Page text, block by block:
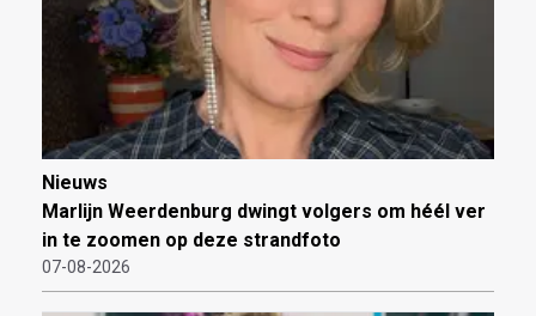
Nieuws
Marlijn Weerdenburg dwingt volgers om héél ver
in te zoomen op deze strandfoto
07-08-2026